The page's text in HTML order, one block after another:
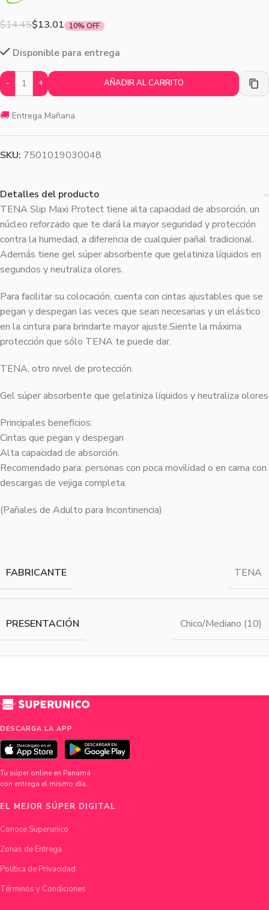
$14.45$13.01 10% OFF
Disponible para entrega
- + AÑADIR AL CARRITO
🚚 Entrega Mañana
SKU: 7501019030048
Detalles del producto
TENA Slip Maxi Protect tiene alta capacidad de absorción, un
núcleo reforzado que te dará la mayor seguridad y protección
contra la humedad, a diferencia de cualquier pañal tradicional.
Además tiene gel súper absorbente que gelatiniza líquidos en
segundos y neutraliza olores.
Para facilitar su colocación, cuenta con cintas ajustables que se
pegan y despegan las veces que sean necesarias y un elástico
en la cintura para brindarte mayor ajuste.Siente la máxima
protección que sólo TENA te puede dar.
TENA, otro nivel de protección.
Gel súper absorbente que gelatiniza líquidos y neutraliza olores
Principales beneficios:
Cintas que pegan y despegan
Alta capacidad de absorción.
Recomendado para: personas con poca movilidad o en cama con
descargas de vejiga completa.
(Pañales de Adulto para Incontinencia)
FABRICANTE TENA
PRESENTACIÓN Chico/Mediano (10)
DESCARGA LA APP
Tu súper online en Panamá
con entrega el mismo día.
EL MEJOR SÚPER DIGITAL
Conoce Superunico
Zonas de Entrega
Política de Privacidad
Términos y Condiciones